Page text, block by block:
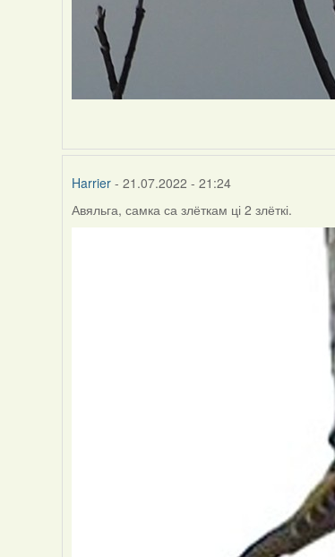
Harrier - 21.07.2022 - 21:24
Авяльга, самка са злёткам ці 2 злёткі.